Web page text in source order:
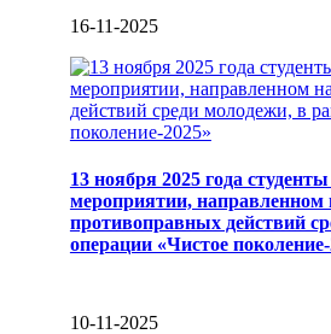
16-11-2025
13 ноября 2025 года
мероприятии, направленном
противоправных действий
операции «Чистое поколение-
10-11-2025